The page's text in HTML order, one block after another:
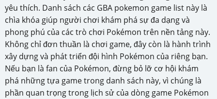
yêu thích. Danh sách các GBA pokemon game list này là
chìa khóa giúp người chơi khám phá sự đa dạng và
phong phú của các trò chơi Pokémon trên nền tảng này.
Không chỉ đơn thuần là chơi game, đây còn là hành trình
xây dựng và phát triển đội hình Pokémon của riêng bạn.
Nếu bạn là fan của Pokémon, đừng bỏ lỡ cơ hội khám
phá những tựa game trong danh sách này, vì chúng là
phần quan trọng trong lịch sử của dòng game Pokémon